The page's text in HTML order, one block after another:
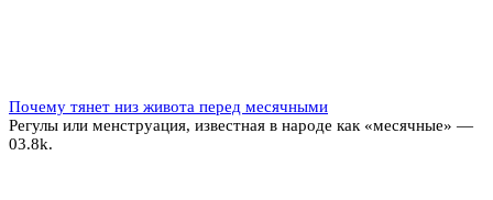
Почему тянет низ живота перед месячными
Регулы или менструация, известная в народе как «месячные» —
03.8k.